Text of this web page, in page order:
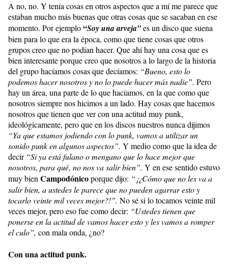
A no, no. Y tenía cosas en otros aspectos que a mí me parece que
estaban mucho más buenas que otras cosas que se sacaban en ese
momento. Por ejemplo“Soy una arveja”es un disco que suena
bien para lo que era la época, como que tiene cosas que otros
grupos creo que no podían hacer. Que ahí hay una cosa que es
bien interesante porque creo que nosotros a lo largo de la historia
del grupo hacíamos cosas que decíamos: “Bueno, esto lo
podemos hacer nosotros y no lo puede hacer más nadie”. Pero
hay un área, una parte de lo que hacíamos, en la que como que
nosotros siempre nos hicimos a un lado. Hay cosas que hacemos
nosotros que tienen que ver con una actitud muy punk,
ideológicamente, pero que en los discos nuestros nunca dijimos
“Ya que estamos jodiendo con lo punk, vamos a utilizar un
sonido punk en algunos aspectos”. Y medio como que la idea de
decir “Si ya está fulano o mengano que lo hace mejor que
nosotros, para qué, no nos va salir bien”. Y en ese sentido estuvo
muy bienCampodónicoporque dijo: “¡¿Cómo que no les va a
salir bien, a ustedes le parece que no pueden agarrar esto y
tocarlo veinte mil veces mejor?!”. No sé si lo tocamos veinte mil
veces mejor, pero eso fue como decir: “Ustedes tienen que
ponerse en la actitud de vamos hacer esto y les vamos a romper
el culo”, con mala onda, ¿no?
Con una actitud punk.